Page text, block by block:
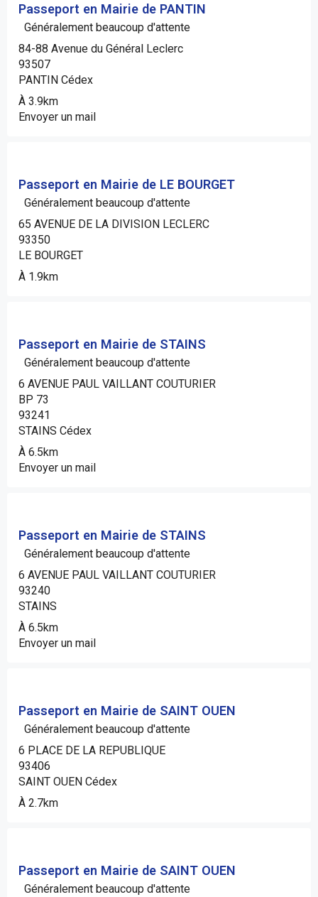
Passeport en Mairie de PANTIN
Généralement beaucoup d'attente
84-88 Avenue du Général Leclerc
93507
PANTIN Cédex
À 3.9km
Envoyer un mail
Passeport en Mairie de LE BOURGET
Généralement beaucoup d'attente
65 AVENUE DE LA DIVISION LECLERC
93350
LE BOURGET
À 1.9km
Passeport en Mairie de STAINS
Généralement beaucoup d'attente
6 AVENUE PAUL VAILLANT COUTURIER
BP 73
93241
STAINS Cédex
À 6.5km
Envoyer un mail
Passeport en Mairie de STAINS
Généralement beaucoup d'attente
6 AVENUE PAUL VAILLANT COUTURIER
93240
STAINS
À 6.5km
Envoyer un mail
Passeport en Mairie de SAINT OUEN
Généralement beaucoup d'attente
6 PLACE DE LA REPUBLIQUE
93406
SAINT OUEN Cédex
À 2.7km
Passeport en Mairie de SAINT OUEN
Généralement beaucoup d'attente